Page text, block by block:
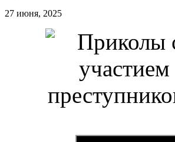
27 июня, 2025